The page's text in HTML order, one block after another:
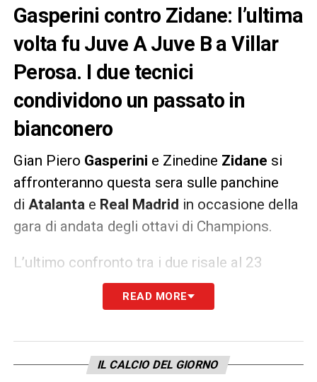
Gasperini contro Zidane: l’ultima
volta fu Juve A Juve B a Villar
Perosa. I due tecnici
condividono un passato in
bianconero
Gian Piero Gasperini e Zinedine Zidane si
affronteranno questa sera sulle panchine
di Atalanta e Real Madrid in occasione della
gara di andata degli ottavi di Champions.
L’ultimo confronto tra i due risale al 23
agosto 2000, per la classica amichevole
Juve A-Juve Ba Villar Perosa. Zizou allora
proprio il francese andò in rete su punizione.
READ MORE
IL CALCIO DEL GIORNO